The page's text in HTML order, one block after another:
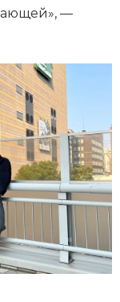
—